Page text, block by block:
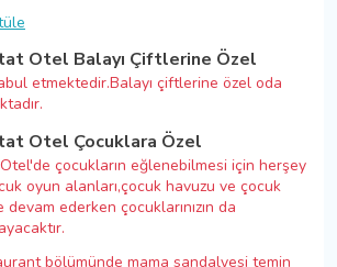
Otel Balayı Çiftlerine Özel
etmektedir.Balayı çiftlerine özel oda
Otel Çocuklara Özel
çocukların eğlenebilmesi için herşey
oyun alanları,çocuk havuzu ve çocuk
ederken çocuklarınızın da
bölümünde mama sandalyesi temin